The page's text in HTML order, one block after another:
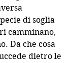
di soglia
camminano,
Da che cosa
dietro le